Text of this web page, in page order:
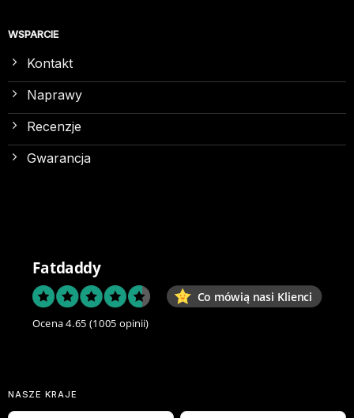
WSPARCIE
Kontakt
Naprawy
Recenzje
Gwarancja
Fatdaddy
Co mówią nasi Klienci
Ocena 4.65 (1005 opinii)
NASZE KRAJE